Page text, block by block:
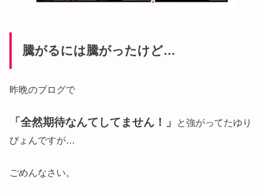
騰がるには騰がったけど…
昨晩のブログで
「全然期待なんてしてません！」
と強がってたゆり
ぴょんですが…
ごめんなさい。